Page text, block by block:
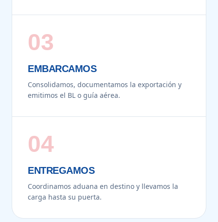
03
EMBARCAMOS
Consolidamos, documentamos la exportación y
emitimos el BL o guía aérea.
04
ENTREGAMOS
Coordinamos aduana en destino y llevamos la
carga hasta su puerta.